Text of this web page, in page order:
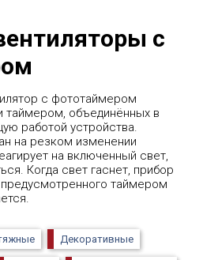
с
с фототаймером
таймером, объединённых в
работой устройства.
на резком изменении
на включенный свет,
Когда свет гаснет, прибор
таймером
Декоративные